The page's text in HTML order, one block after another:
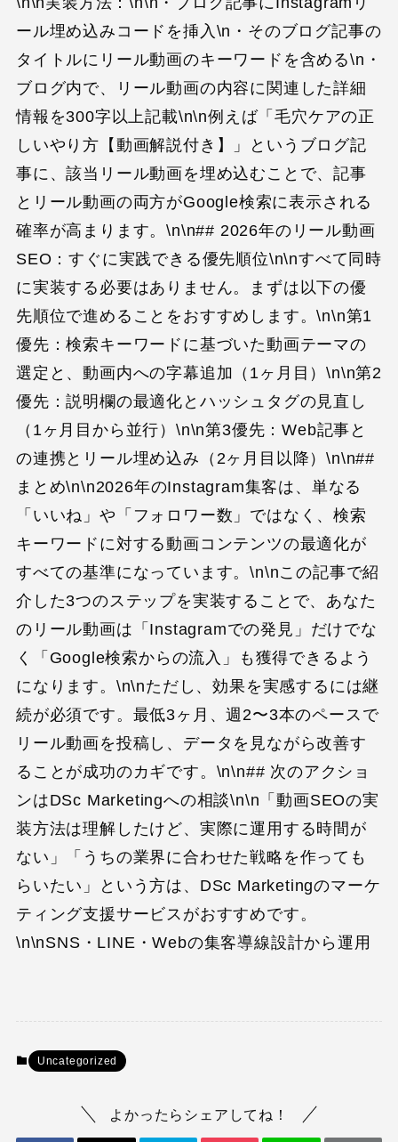
ール埋め込みコードを挿入\n・そのブログ記事の
タイトルにリール動画のキーワードを含める\n・
ブログ内で、リール動画の内容に関連した詳細
情報を300字以上記載\n\n例えば「毛穴ケアの正
しいやり方【動画解説付き】」というブログ記
事に、該当リール動画を埋め込むことで、記事
とリール動画の両方がGoogle検索に表示される
確率が高まります。\n\n## 2026年のリール動画
SEO：すぐに実践できる優先順位\n\nすべて同時
に実装する必要はありません。まずは以下の優
先順位で進めることをおすすめします。\n\n第1
優先：検索キーワードに基づいた動画テーマの
選定と、動画内への字幕追加（1ヶ月目）\n\n第2
優先：説明欄の最適化とハッシュタグの見直し
（1ヶ月目から並行）\n\n第3優先：Web記事と
の連携とリール埋め込み（2ヶ月目以降）\n\n##
まとめ\n\n2026年のInstagram集客は、単なる
「いいね」や「フォロワー数」ではなく、検索
キーワードに対する動画コンテンツの最適化が
すべての基準になっています。\n\nこの記事で紹
介した3つのステップを実装することで、あなた
のリール動画は「Instagramでの発見」だけでな
く「Google検索からの流入」も獲得できるよう
になります。\n\nただし、効果を実感するには継
続が必須です。最低3ヶ月、週2〜3本のペースで
リール動画を投稿し、データを見ながら改善す
ることが成功のカギです。\n\n## 次のアクショ
ンはDSc Marketingへの相談\n\n「動画SEOの実
装方法は理解したけど、実際に運用する時間が
ない」「うちの業界に合わせた戦略を作っても
らいたい」という方は、DSc Marketingのマーケ
ティング支援サービスがおすすめです。
\n\nSNS・LINE・Webの集客導線設計から運用
Uncategorized
よかったらシェアしてね！